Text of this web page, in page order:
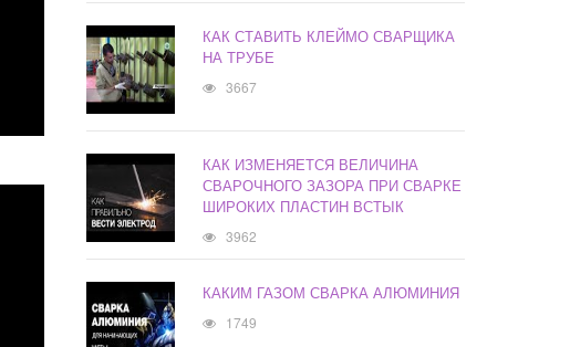
КАК СТАВИТЬ КЛЕЙМО СВАРЩИКА
НА ТРУБЕ
3667
КАК ИЗМЕНЯЕТСЯ ВЕЛИЧИНА
СВАРОЧНОГО ЗАЗОРА ПРИ СВАРКЕ
ШИРОКИХ ПЛАСТИН ВСТЫК
3962
КАКИМ ГАЗОМ СВАРКА АЛЮМИНИЯ
1749